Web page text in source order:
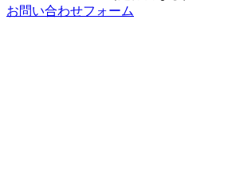
お問い合わせフォーム